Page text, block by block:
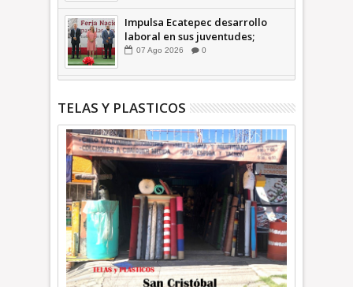
Impulsa Ecatepec desarrollo
laboral en sus juventudes;
inauguran Feria de Empleo y
INFORMATIVA
07 Ago 2026 0
TELAS Y PLASTICOS